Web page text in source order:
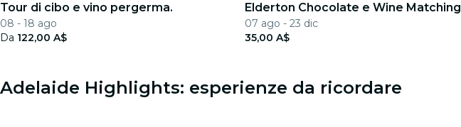
Tour di cibo e vino pergerma.
08 - 18 ago
Da 122,00 A$
Elderton Chocolate e Wine Matching
07 ago - 23 dic
35,00 A$
Adelaide Highlights: esperienze da ricordare